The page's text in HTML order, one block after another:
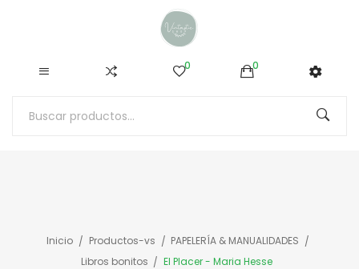
0 0
Inicio Productos-vs
PAPELERÍA & MANUALIDADES
Libros bonitos
El Placer - Maria Hesse